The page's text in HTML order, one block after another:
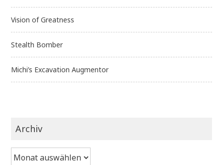
Vision of Greatness
Stealth Bomber
Michi’s Excavation Augmentor
Archiv